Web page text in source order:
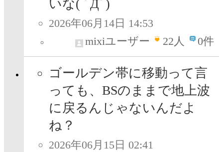
いな( ﾟДﾟ)
2026年06月14日 14:53
mixiユーザー
22人 0件
ゴールデン帯に移動って言
っても、BSのままで地上波
に戻るんじゃないんだよ
ね？
2026年06月15日 02:41